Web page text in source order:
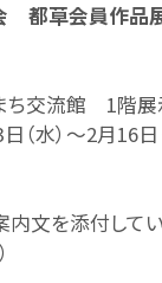
都草会員作品
流館 1階展
水）～2月16
文を添付してい